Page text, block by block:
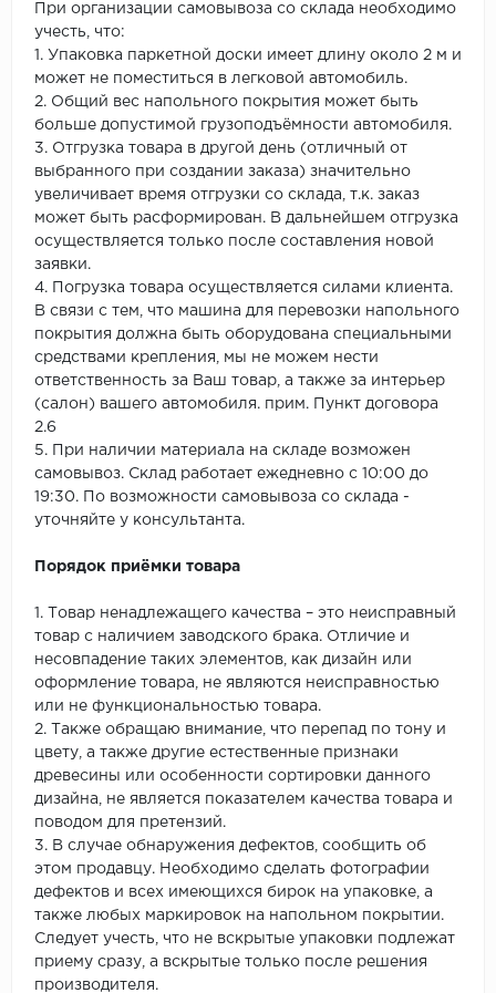
При организации самовывоза со склада необходимо
учесть, что:
1. Упаковка паркетной доски имеет длину около 2 м и
может не поместиться в легковой автомобиль.
2. Общий вес напольного покрытия может быть
больше допустимой грузоподъёмности автомобиля.
3. Отгрузка товара в другой день (отличный от
выбранного при создании заказа) значительно
увеличивает время отгрузки со склада, т.к. заказ
может быть расформирован. В дальнейшем отгрузка
осуществляется только после составления новой
заявки.
4. Погрузка товара осуществляется силами клиента.
В связи с тем, что машина для перевозки напольного
покрытия должна быть оборудована специальными
средствами крепления, мы не можем нести
ответственность за Ваш товар, а также за интерьер
(салон) вашего автомобиля. прим. Пункт договора
2.6
5. При наличии материала на складе возможен
самовывоз. Склад работает ежедневно с 10:00 до
19:30. По возможности самовывоза со склада -
уточняйте у консультанта.
Порядок приёмки товара
1. Товар ненадлежащего качества – это неисправный
товар с наличием заводского брака. Отличие и
несовпадение таких элементов, как дизайн или
оформление товара, не являются неисправностью
или не функциональностью товара.
2. Также обращаю внимание, что перепад по тону и
цвету, а также другие естественные признаки
древесины или особенности сортировки данного
дизайна, не является показателем качества товара и
поводом для претензий.
3. В случае обнаружения дефектов, сообщить об
этом продавцу. Необходимо сделать фотографии
дефектов и всех имеющихся бирок на упаковке, а
также любых маркировок на напольном покрытии.
Следует учесть, что не вскрытые упаковки подлежат
приему сразу, а вскрытые только после решения
производителя.